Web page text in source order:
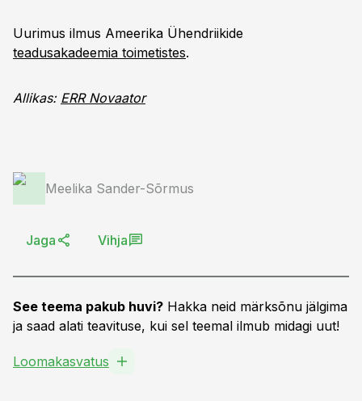
Uurimus ilmus Ameerika Ühendriikide
teadusakadeemia toimetistes.
Allikas: ERR Novaator
Meelika Sander-Sõrmus
Jaga Vihja
See teema pakub huvi? Hakka neid märksõnu jälgima
ja saad alati teavituse, kui sel teemal ilmub midagi uut!
Loomakasvatus